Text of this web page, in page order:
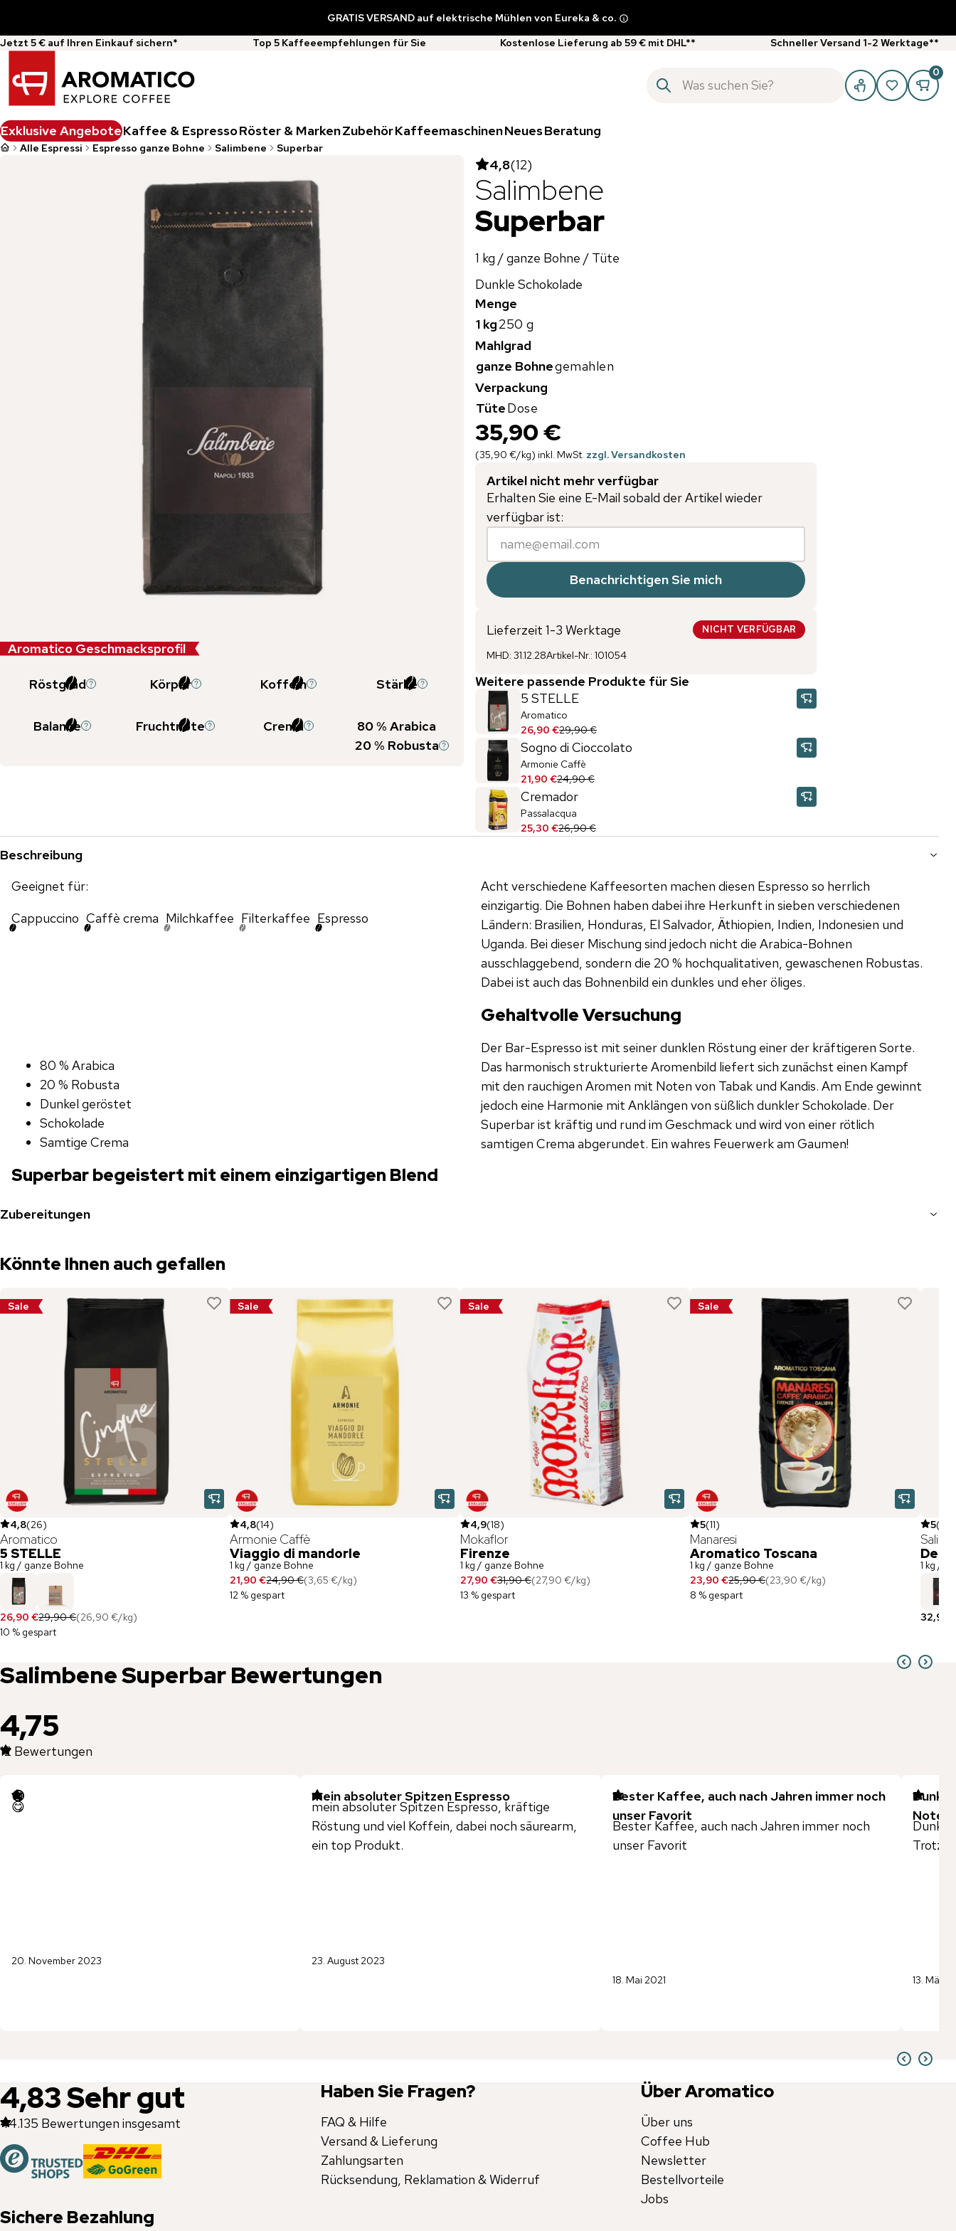
GRATIS VERSAND auf elektrische Mühlen von Eureka & co.
Jetzt 5 € auf Ihren Einkauf sichern*
Top 5 Kaffeeempfehlungen für Sie Kostenlose Lieferung ab 59 € mit DHL** Schneller Versand 1-2 Werktage**
0
Exklusive AngeboteKaffee & EspressoRöster & MarkenZubehörKaffeemaschinenNeuesBeratung
Alle Espressi Espresso ganze Bohne Salimbene Superbar
Aromatico Geschmacksprofil
Röstgrad Körper Koffein Stärke
Balance Fruchtnote Crema 80% Arabica
20% Robusta
4,8(12)
Salimbene
Superbar
1 kg / ganze Bohne / Tüte
Dunkle Schokolade
Menge
1 kg250 g
Mahlgrad
ganze Bohnegemahlen
Verpackung
TüteDose
35,90 €
(35,90 €/kg) inkl. MwSt. zzgl. Versandkosten
Artikel nicht mehr verfügbar
Erhalten Sie eine E-Mail sobald der Artikel wieder
verfügbar ist:
Benachrichtigen Sie mich
Lieferzeit 1-3 Werktage NICHT VERFÜGBAR
MHD: 31.12.28Artikel-Nr.: 101054
Weitere passende Produkte für Sie
5 STELLE
Aromatico
26,90 €29,90 €
Sogno di Cioccolato
Armonie Caffè
21,90 €24,90 €
Cremador
Passalacqua
25,30 €26,90 €
Beschreibung
Geeignet für:
Cappuccino Caffè crema Milchkaffee Filterkaffee Espresso
80 % Arabica
20 % Robusta
Dunkel geröstet
Schokolade
Samtige Crema
Superbar begeistert mit einem einzigartigen Blend
Acht verschiedene Kaffeesorten machen diesen Espresso so herrlich
einzigartig. Die Bohnen haben dabei ihre Herkunft in sieben verschiedenen
Ländern: Brasilien, Honduras, El Salvador, Äthiopien, Indien, Indonesien und
Uganda. Bei dieser Mischung sind jedoch nicht die Arabica-Bohnen
ausschlaggebend, sondern die 20 % hochqualitativen, gewaschenen Robustas.
Dabei ist auch das Bohnenbild ein dunkles und eher öliges.
Gehaltvolle Versuchung
Der Bar-Espresso ist mit seiner dunklen Röstung einer der kräftigeren Sorte.
Das harmonisch strukturierte Aromenbild liefert sich zunächst einen Kampf
mit den rauchigen Aromen mit Noten von Tabak und Kandis. Am Ende gewinnt
jedoch eine Harmonie mit Anklängen von süßlich dunkler Schokolade. Der
Superbar ist kräftig und rund im Geschmack und wird von einer rötlich
samtigen Crema abgerundet. Ein wahres Feuerwerk am Gaumen!
Zubereitungen
Könnte Ihnen auch gefallen
Sale
4,8(26)
Aromatico
5 STELLE
1 kg / ganze Bohne
26,90 €29,90 €(26,90 €/kg)
10 % gespart
Sale
4,8(14)
Armonie Caffè
Viaggio di mandorle
1 kg / ganze Bohne
21,90 €24,90 €(3,65 €/kg)
12 % gespart
Sale
4,9(18)
Mokaflor
Firenze
1 kg / ganze Bohne
27,90 €31,90 €(27,90 €/kg)
13 % gespart
Sale
5(11)
Manaresi
Aromatico Toscana
1 kg / ganze Bohne
23,90 €25,90 €(23,90 €/kg)
8 % gespart
5(
1 kg /
32,90
SalimbeneSuperbarBewertungen
4,75
12 Bewertungen
😋
😋
20. November 2023
mein absoluter Spitzen Espresso
mein absoluter Spitzen Espresso, kräftige
Röstung und viel Koffein, dabei noch säurearm,
ein top Produkt.
23. August 2023
Bester Kaffee, auch nach Jahren immer noch
unser Favorit
Bester Kaffee, auch nach Jahren immer noch
unser Favorit
18. Mai 2021
Note.
13. März
4,83Sehr gut
44.135 Bewertungen insgesamt
Haben Sie Fragen?
FAQ & Hilfe
Versand & Lieferung
Zahlungsarten
Rücksendung, Reklamation & Widerruf
Über Aromatico
Über uns
Coffee Hub
Newsletter
Bestellvorteile
Jobs
Sichere Bezahlung